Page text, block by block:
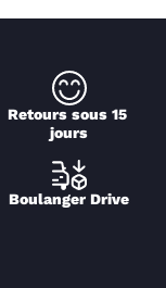
Retours sous 15
jours
Boulanger Drive